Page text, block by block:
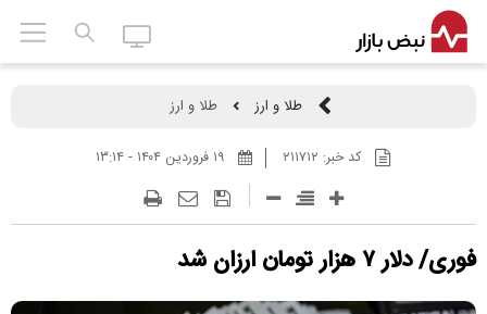
طلا و ارز طلا و ارز
کد خبر: ۲۱۱۷۱۲
فوری/ دلار ۷ هزار تومان ارزان شد